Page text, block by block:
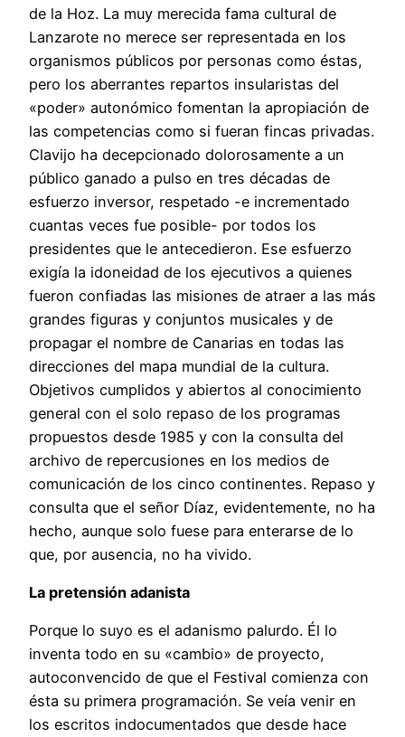
de la Hoz. La muy merecida fama cultural de
Lanzarote no merece ser representada en los
organismos públicos por personas como éstas,
pero los aberrantes repartos insularistas del
«poder» autonómico fomentan la apropiación de
las competencias como si fueran fincas privadas.
Clavijo ha decepcionado dolorosamente a un
público ganado a pulso en tres décadas de
esfuerzo inversor, respetado -e incrementado
cuantas veces fue posible- por todos los
presidentes que le antecedieron. Ese esfuerzo
exigía la idoneidad de los ejecutivos a quienes
fueron confiadas las misiones de atraer a las más
grandes figuras y conjuntos musicales y de
propagar el nombre de Canarias en todas las
direcciones del mapa mundial de la cultura.
Objetivos cumplidos y abiertos al conocimiento
general con el solo repaso de los programas
propuestos desde 1985 y con la consulta del
archivo de repercusiones en los medios de
comunicación de los cinco continentes. Repaso y
consulta que el señor Díaz, evidentemente, no ha
hecho, aunque solo fuese para enterarse de lo
que, por ausencia, no ha vivido.
La pretensión adanista
Porque lo suyo es el adanismo palurdo. Él lo
inventa todo en su «cambio» de proyecto,
autoconvencido de que el Festival comienza con
ésta su primera programación. Se veía venir en
los escritos indocumentados que desde hace